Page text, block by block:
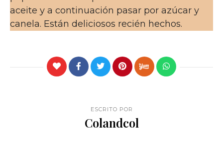
aceite y a continuación pasar por azúcar y
canela. Están deliciosos recién hechos.
ESCRITO POR
Colandcol